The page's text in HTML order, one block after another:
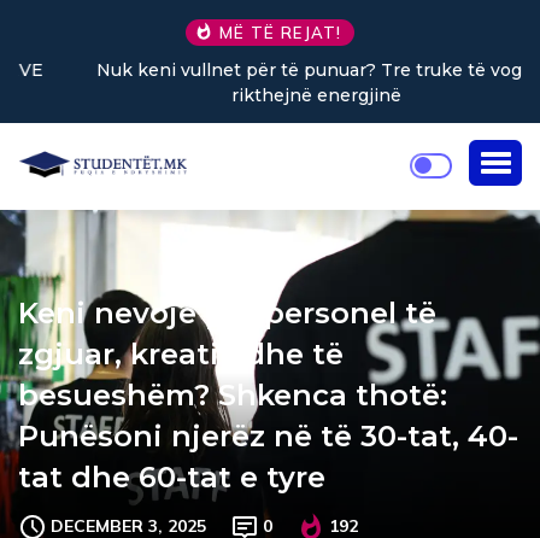
MË TË REJAT!
Nuk keni vullnet për të punuar? Tre truke të vogla
rikthejnë energjinë
Keni nevojë për personel të
zgjuar, kreativ dhe të
besueshëm? Shkenca thotë:
Punësoni njerëz në të 30-tat, 40-
tat dhe 60-tat e tyre
DECEMBER 3, 2025 0 192